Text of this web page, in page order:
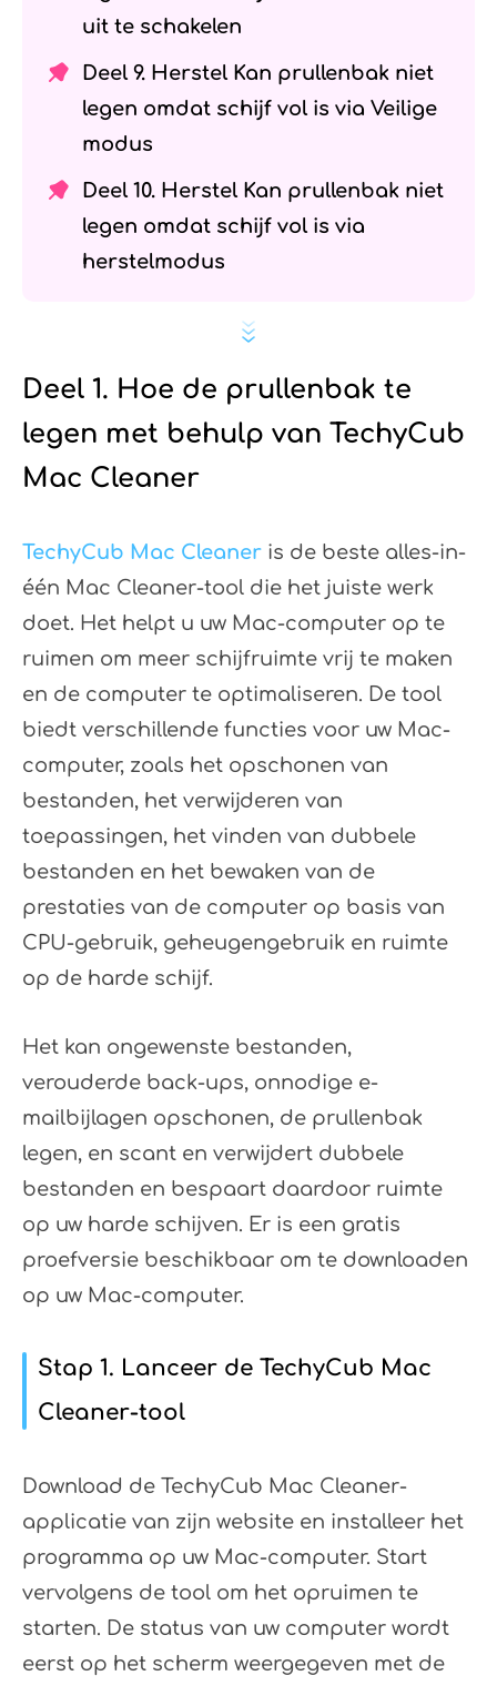
uit te schakelen
Deel 9. Herstel Kan prullenbak niet
legen omdat schijf vol is via Veilige
modus
Deel 10. Herstel Kan prullenbak niet
legen omdat schijf vol is via
herstelmodus
Deel 1. Hoe de prullenbak te
legen met behulp van TechyCub
Mac Cleaner
TechyCub Mac Cleaner is de beste alles-in-
één Mac Cleaner-tool die het juiste werk
doet. Het helpt u uw Mac-computer op te
ruimen om meer schijfruimte vrij te maken
en de computer te optimaliseren. De tool
biedt verschillende functies voor uw Mac-
computer, zoals het opschonen van
bestanden, het verwijderen van
toepassingen, het vinden van dubbele
bestanden en het bewaken van de
prestaties van de computer op basis van
CPU-gebruik, geheugengebruik en ruimte
op de harde schijf.
Het kan ongewenste bestanden,
verouderde back-ups, onnodige e-
mailbijlagen opschonen, de prullenbak
legen, en scant en verwijdert dubbele
bestanden en bespaart daardoor ruimte
op uw harde schijven. Er is een gratis
proefversie beschikbaar om te downloaden
op uw Mac-computer.
Stap 1. Lanceer de TechyCub Mac
Cleaner-tool
Download de TechyCub Mac Cleaner-
applicatie van zijn website en installeer het
programma op uw Mac-computer. Start
vervolgens de tool om het opruimen te
starten. De status van uw computer wordt
eerst op het scherm weergegeven met de